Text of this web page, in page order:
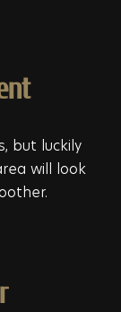
but luckily
will look